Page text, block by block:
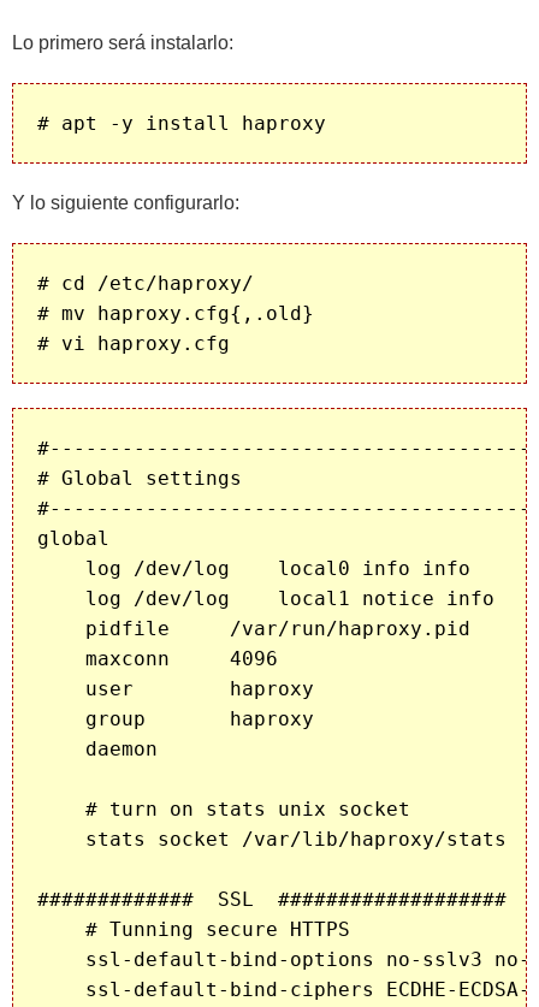
Lo primero será instalarlo:
Y lo siguiente configurarlo:
# cd /etc/haproxy/
# mv haproxy.cfg{,.old}
# Global settings
global
    log /dev/log    local0 info info
    log /dev/log    local1 notice info
    pidfile     /var/run/haproxy.pid
    maxconn     4096
    user        haproxy
    group       haproxy
    daemon
    # turn on stats unix socket
    stats socket /var/lib/haproxy/stats
#############  SSL  ###################
    # Tunning secure HTTPS
ssl-default-bind-options no-sslv3
ssl-default-bind-ciphers ECDHE-